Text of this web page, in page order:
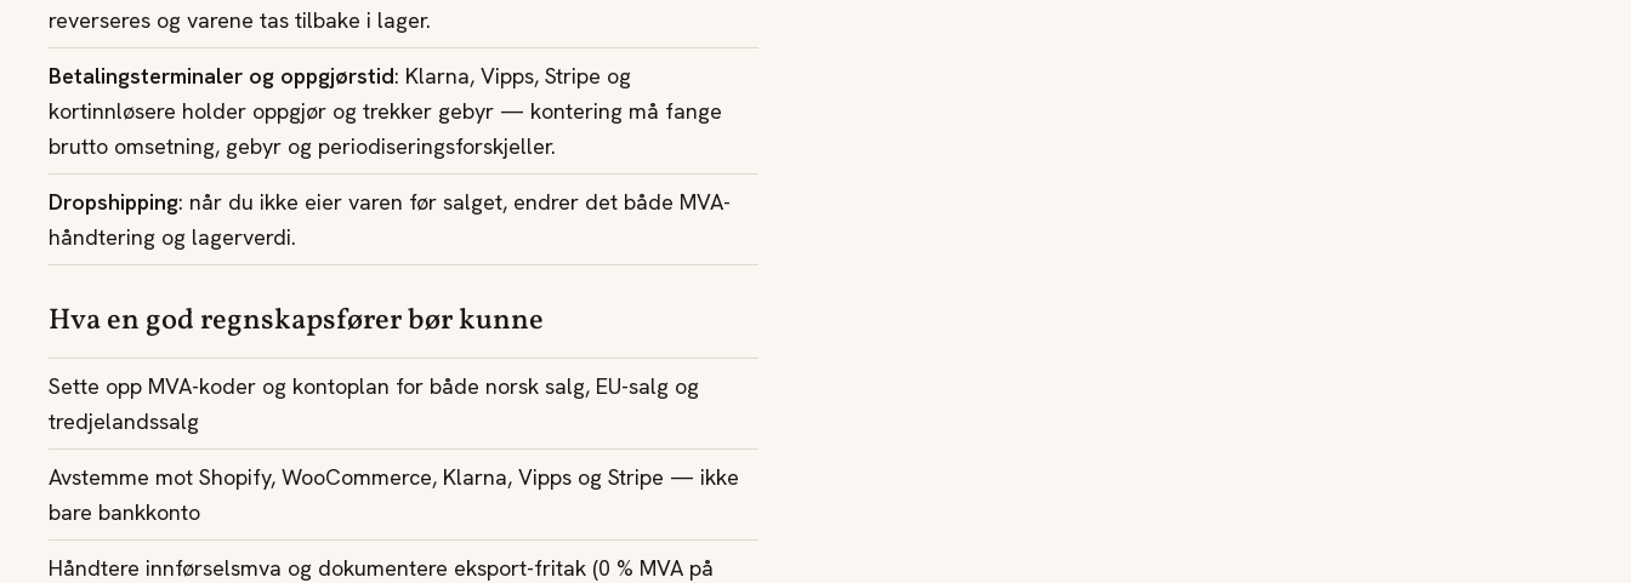
reverseres og varene tas tilbake i lager.
Betalingsterminaler og oppgjørstid: Klarna, Vipps, Stripe og
kortinnløsere holder oppgjør og trekker gebyr — kontering må fange
brutto omsetning, gebyr og periodiseringsforskjeller.
Dropshipping: når du ikke eier varen før salget, endrer det både MVA-
håndtering og lagerverdi.
Hva en god regnskapsfører bør kunne
Sette opp MVA-koder og kontoplan for både norsk salg, EU-salg og
tredjelandssalg
Avstemme mot Shopify, WooCommerce, Klarna, Vipps og Stripe — ikke
bare bankkonto
Håndtere innførselsmva og dokumentere eksport-fritak (0 % MVA på